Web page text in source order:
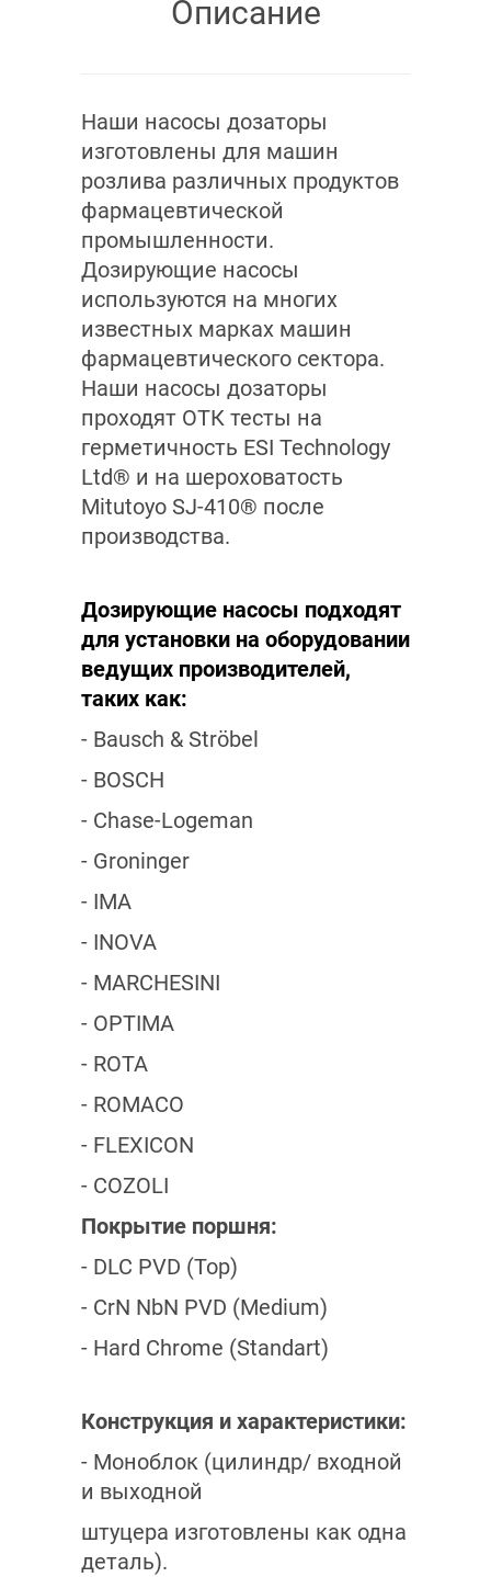
Описание
Наши насосы дозаторы
изготовлены для машин
розлива различных продуктов
фармацевтической
промышленности.
Дозирующие насосы
используются на многих
известных марках машин
фармацевтического сектора.
Наши насосы дозаторы
проходят ОТК тесты на
герметичность ESI Technology
Ltd® и на шероховатость
Mitutoyo SJ-410® после
производства.
Дозирующие насосы подходят
для установки на оборудовании
ведущих производителей,
таких как:
- Bausch & Ströbel
- BOSCH
- Chase-Logeman
- Groninger
- IMA
- INOVA
- MARCHESINI
- OPTIMA
- ROTA
- ROMACO
- FLEXICON
- COZOLI
Покрытие поршня:
- DLC PVD (Top)
- CrN NbN PVD (Medium)
- Hard Chrome (Standart)
Конструкция и характеристики:
- Моноблок (цилиндр/ входной
и выходной
штуцера изготовлены как одна
деталь).